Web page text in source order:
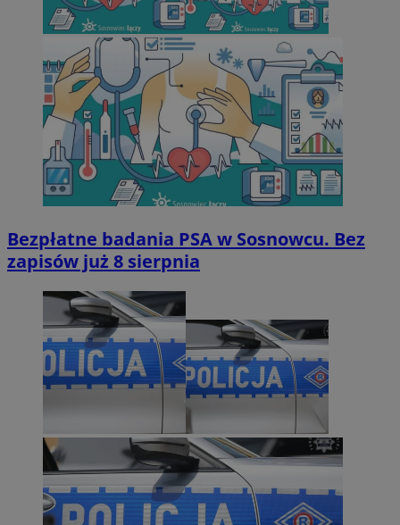
Bezpłatne badania PSA w Sosnowcu. Bez
zapisów już 8 sierpnia